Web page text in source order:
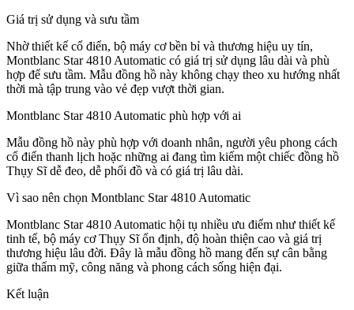
Giá trị sử dụng và sưu tầm
Nhờ thiết kế cổ điển, bộ máy cơ bền bỉ và thương hiệu uy tín,
Montblanc Star 4810 Automatic có giá trị sử dụng lâu dài và phù
hợp để sưu tầm. Mẫu đồng hồ này không chạy theo xu hướng nhất
thời mà tập trung vào vẻ đẹp vượt thời gian.
Montblanc Star 4810 Automatic phù hợp với ai
Mẫu đồng hồ này phù hợp với doanh nhân, người yêu phong cách
cổ điển thanh lịch hoặc những ai đang tìm kiếm một chiếc đồng hồ
Thụy Sĩ dễ đeo, dễ phối đồ và có giá trị lâu dài.
Vì sao nên chọn Montblanc Star 4810 Automatic
Montblanc Star 4810 Automatic hội tụ nhiều ưu điểm như thiết kế
tinh tế, bộ máy cơ Thụy Sĩ ổn định, độ hoàn thiện cao và giá trị
thương hiệu lâu đời. Đây là mẫu đồng hồ mang đến sự cân bằng
giữa thẩm mỹ, công năng và phong cách sống hiện đại.
Kết luận